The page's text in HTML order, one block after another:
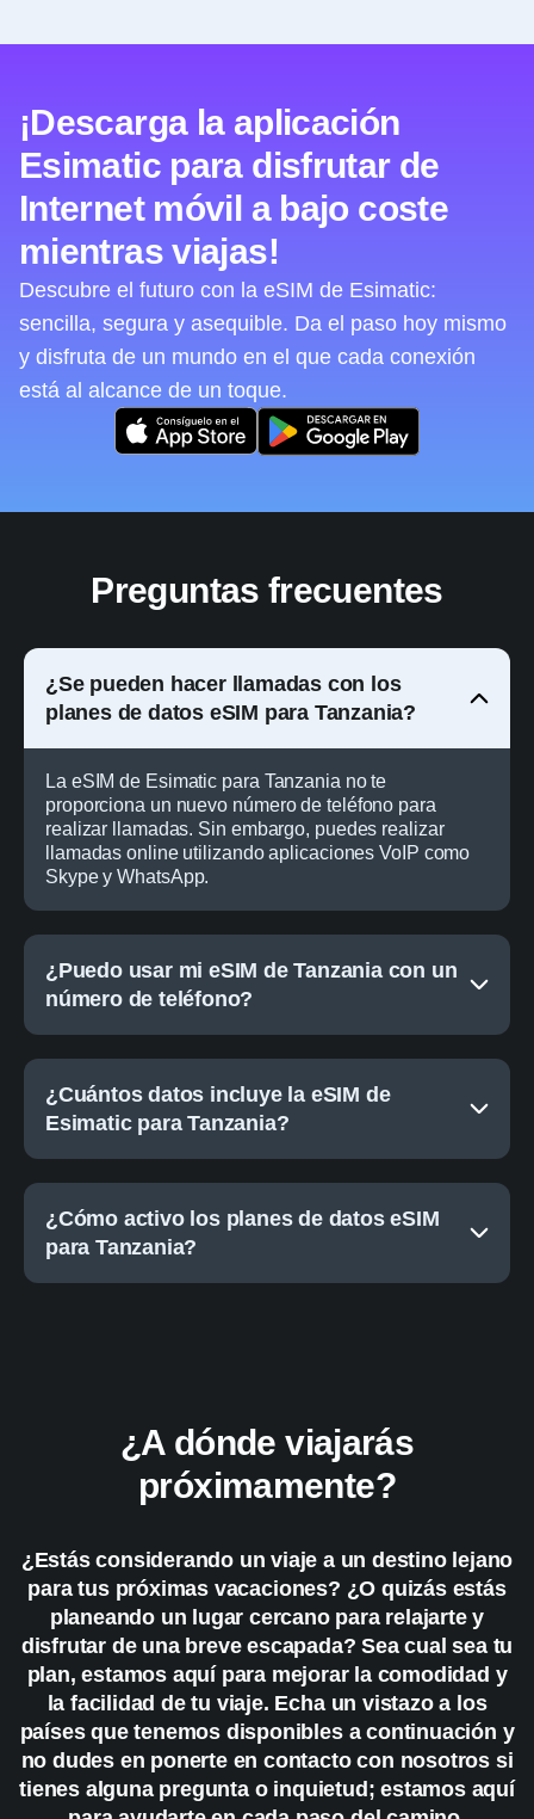
¡Descarga la aplicación
Esimatic para disfrutar de
Internet móvil a bajo coste
mientras viajas!
Descubre el futuro con la eSIM de Esimatic:
sencilla, segura y asequible. Da el paso hoy mismo
y disfruta de un mundo en el que cada conexión
está al alcance de un toque.
Preguntas frecuentes
¿Se pueden hacer llamadas con los
planes de datos eSIM para Tanzania?
La eSIM de Esimatic para Tanzania no te
proporciona un nuevo número de teléfono para
realizar llamadas. Sin embargo, puedes realizar
llamadas online utilizando aplicaciones VoIP como
Skype y WhatsApp.
¿Puedo usar mi eSIM de Tanzania con un
número de teléfono?
¿Cuántos datos incluye la eSIM de
Esimatic para Tanzania?
¿Cómo activo los planes de datos eSIM
para Tanzania?
¿A dónde viajarás
próximamente?
¿Estás considerando un viaje a un destino lejano
para tus próximas vacaciones? ¿O quizás estás
planeando un lugar cercano para relajarte y
disfrutar de una breve escapada? Sea cual sea tu
plan, estamos aquí para mejorar la comodidad y
la facilidad de tu viaje. Echa un vistazo a los
países que tenemos disponibles a continuación y
no dudes en ponerte en contacto con nosotros si
tienes alguna pregunta o inquietud; estamos aquí